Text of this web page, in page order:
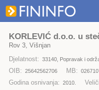
KORLEVIĆ d.o.o. u
Rov 3, Višnjan
Djelatnost: 33140, Popravak i
OIB: 25642562706 MB:
Godina osnivanja: 2010.